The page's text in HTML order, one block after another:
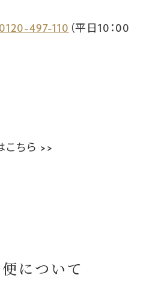
0120-497-110 （平日10：00
こちら >>
について